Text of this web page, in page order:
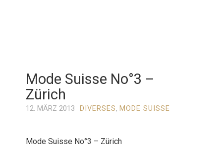
Mode Suisse No°3 –
Zürich
12. MÄRZ 2013 DIVERSES, MODE SUISSE
Mode Suisse No°3 – Zürich